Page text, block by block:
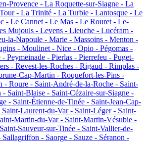
Provence - La Roquette-sur-Siagne - La
- La Trinité - La Turbie - Lantosque - Le
- Le Cannet - Le Mas - Le Rouret - Le-
Mujouls - Levens - Lieuche - Lucéram -
la-Napoule - Marie - Massoins - Menton -
- Moulinet - Nice - Opio - Pégomas -
- Peymeinade - Pierlas - Pierrefeu - Puget-
- Revest-les-Roches - Rigaud - Rimplas -
Cap-Martin - Roquefort-les-Pins -
- Roure - Saint-André-de-la-Roche - Saint-
- Saint-Blaise - Saint-Cézaire-sur-Siagne -
- Saint-Étienne-de-Tinée - Saint-Jean-Cap-
Saint-Laurent-du-Var - Saint-Léger - Saint-
Martin-du-Var - Saint-Martin-Vésubie -
Saint-Sauveur-sur-Tinée - Saint-Vallier-de-
Sallagriffon - Saorge - Sauze - Séranon -